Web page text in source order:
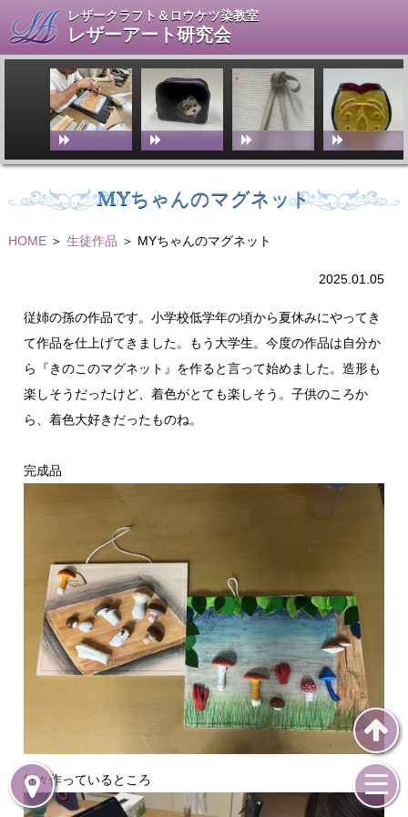
レザークラフト＆ロウケツ染教室
レザーアート研究会
MYちゃんのマグネット
HOME＞ 生徒作品 ＞ MYちゃんのマグネット
2025.01.05
従姉の孫の作品です。小学校低学年の頃から夏休みにやってき
て作品を仕上げてきました。もう大学生。今度の作品は自分か
ら『きのこのマグネット』を作ると言って始めました。造形も
楽しそうだったけど、着色がとても楽しそう。子供のころか
ら、着色大好きだったものね。
完成品
細々作っているところ